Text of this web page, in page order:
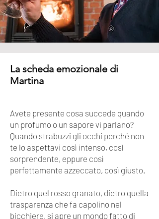
La scheda emozionale di
Martina
Avete presente cosa succede quando
un profumo o un sapore vi parlano?
Quando strabuzzi gli occhi perché non
te lo aspettavi così intenso, così
sorprendente, eppure così
perfettamente azzeccato, così giusto.
Dietro quel rosso granato, dietro quella
trasparenza che fa capolino nel
bicchiere, si apre un mondo fatto di